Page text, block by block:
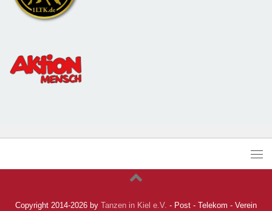
Copyright 2014-2026 by Tanzen in Kiel e.V. - Post - Telekom - Verein